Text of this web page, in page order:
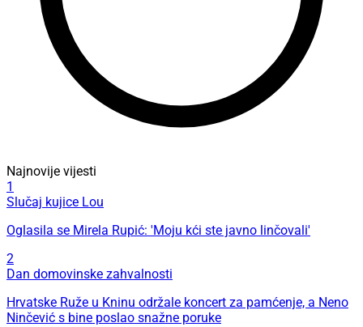
Najnovije vijesti
1
Slučaj kujice Lou
Oglasila se Mirela Rupić: 'Moju kći ste javno linčovali'
2
Dan domovinske zahvalnosti
Hrvatske Ruže u Kninu održale koncert za pamćenje, a Neno
Ninčević s bine poslao snažne poruke